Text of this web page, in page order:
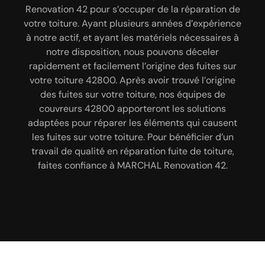
Renovation 42 pour s’occuper de la réparation de
votre toiture. Ayant plusieurs années d’expérience
à notre actif, et ayant les matériels nécessaires à
notre disposition, nous pouvons déceler
rapidement et facilement l’origine des fuites sur
votre toiture 42800. Après avoir trouvé l’origine
des fuites sur votre toiture, nos équipes de
couvreurs 42800 apporteront les solutions
adaptées pour réparer les éléments qui causent
les fuites sur votre toiture. Pour bénéficier d’un
travail de qualité en réparation fuite de toiture,
faites confiance à MARCHAL Renovation 42.
Renovation 42 sera en mesure de s’occuper de
différents travaux. En effet, à part s’occuper de la
réparation de toiture, notre entreprise MARCHAL
Renovation 42 peut s’occuper des travaux suivants
: peinture bâtiment intérieur et extérieur,
démoussage de toiture, peinture de façade,
ravalement, habillage planche de rive, rénovation
de façade, nettoyage de façade, peinture toiture,
nettoyage de terrasse, peinture dessous de toit,
nettoyage et pose de chéneau. Il est à noter que,
nos travaux sont accompagnés d’une garantie
décennale.
Dans la ville de Genilac 42800, vous pouvez vous
fier à notre entreprise MARCHAL Renovation 42
pour s’occuper de la réparation de votre toiture.
Grâce à l’utilisation des outillages de pointes, des
matériels professionnels et des produits de qualité,
nous pouvons vous garantir un travail fiable et de
qualité en réparation de toiture à Genilac 42800.
Nos artisans couvreurs 42800 vont réaliser vos
travaux dans les règles de l’art. Ainsi, fiez-vous à
notre entreprise MARCHAL Renovation 42 pour
réparer votre toit 42800.